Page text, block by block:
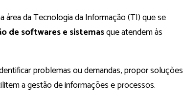
da Tecnologia da Informação (TI) que se
de softwares e sistemasque atendem às
problemas ou demandas, propor soluções
a gestão de informações e processos.